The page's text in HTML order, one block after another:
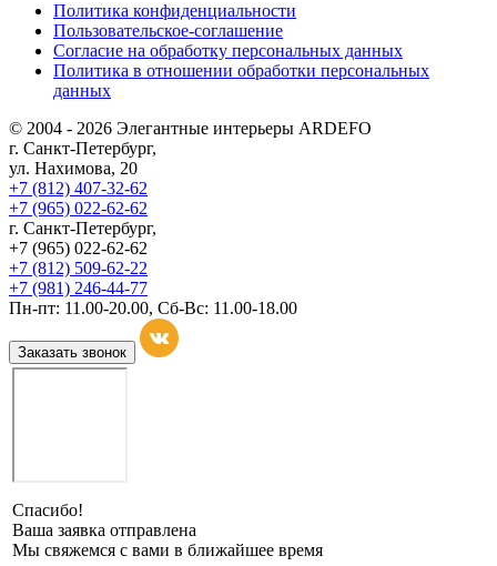
Политика конфиденциальности
Пользовательское-соглашение
Согласие на обработку персональных данных
Политика в отношении обработки персональных
данных
© 2004 - 2026 Элегантные интерьеры ARDEFO
г. Санкт-Петербург,
ул. Нахимова, 20
+7 (812) 407-32-62
+7 (965) 022-62-62
г. Санкт-Петербург,
+7 (965) 022-62-62
+7 (812) 509-62-22
+7 (981) 246-44-77
Пн-пт: 11.00-20.00, Сб-Вс: 11.00-18.00
Заказать звонок
Спасибо!
Ваша заявка отправлена
Мы свяжемся с вами в ближайшее время